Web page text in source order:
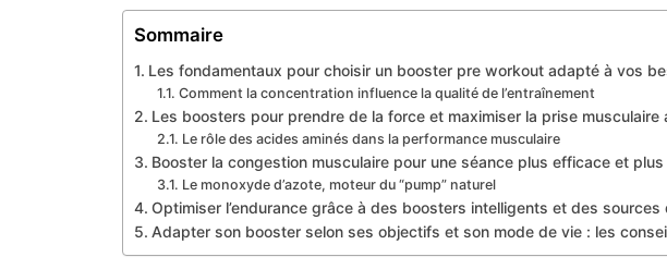
Sommaire
Les fondamentaux pour choisir un booster pre workout adapté à vos
Comment la concentration influence la qualité de l’entraînement
Les boosters pour prendre de la force et maximiser la prise musculaire
Le rôle des acides aminés dans la performance musculaire
Booster la congestion musculaire pour une séance plus efficace et
Le monoxyde d’azote, moteur du “pump” naturel
Optimiser l’endurance grâce à des boosters intelligents et des sources
Adapter son booster selon ses objectifs et son mode de vie : les